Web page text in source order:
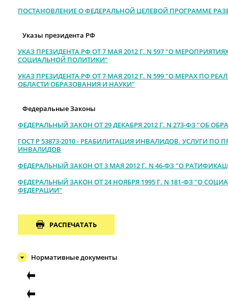
ПОСТАНОВЛЕНИЕ О ФЕДЕРАЛЬНОЙ ЦЕЛЕВОЙ ПРОГРАММЕ
Указы президента РФ
УКАЗ ПРЕЗИДЕНТА РФ ОТ 7 МАЯ 2012 Г. N 597 "О
СОЦИАЛЬНОЙ ПОЛИТИКИ"
УКАЗ ПРЕЗИДЕНТА РФ ОТ 7 МАЯ 2012 Г. N 599 "О МЕРАХ ПО
ОБЛАСТИ ОБРАЗОВАНИЯ И НАУКИ"
Федеральные Законы
ФЕДЕРАЛЬНЫЙ ЗАКОН ОТ 29 ДЕКАБРЯ 2012 Г. N 273-ФЗ "ОБ
ГОСТ Р 53873-2010 - РЕАБИЛИТАЦИЯ ИНВАЛИДОВ. УСЛУГИ
ИНВАЛИДОВ
ФЕДЕРАЛЬНЫЙ ЗАКОН ОТ 3 МАЯ 2012 Г. N 46-ФЗ "О
ФЕДЕРАЛЬНЫЙ ЗАКОН ОТ 24 НОЯБРЯ 1995 Г. N 181-ФЗ "О
ФЕДЕРАЦИИ"
РАСПЕЧАТАТЬ
Нормативные документы